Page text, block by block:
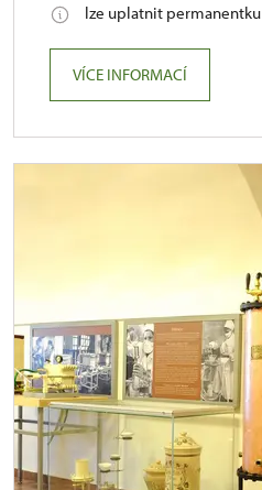
lze uplatnit permanentku
VÍCE INFORMACÍ